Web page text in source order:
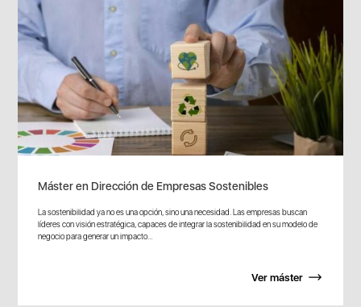
Máster en Dirección de Empresas Sostenibles
La sostenibilidad ya no es una opción, sino una necesidad. Las empresas buscan
líderes con visión estratégica, capaces de integrar la sostenibilidad en su modelo de
negocio para generar un impacto...
Ver máster